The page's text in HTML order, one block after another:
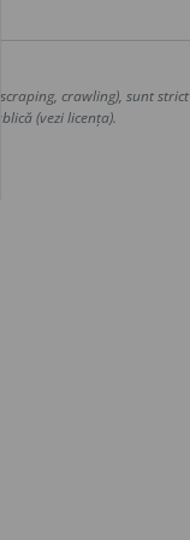
crawling), sunt strict
(vezi licența).